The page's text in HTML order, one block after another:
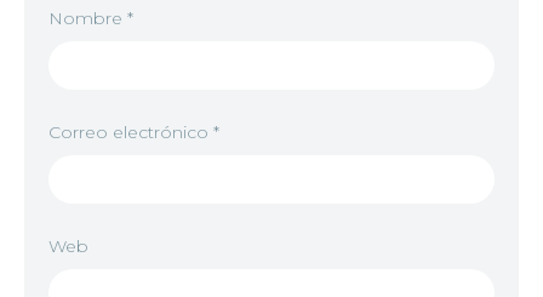
Nombre *
Correo electrónico *
Web